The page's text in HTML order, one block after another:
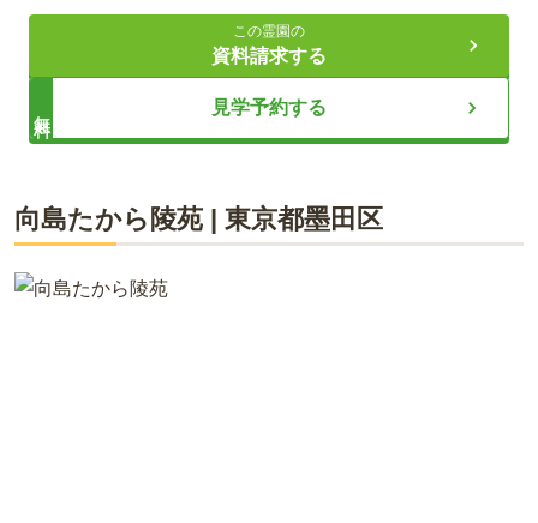
バリアフリー設計の屋内型納骨堂
ライフドット編集部
ション型」の屋内墓所なので、雨や雪などの天候を気にする必
要はありません。参拝ブース内にお花やお香が用意されている
ので、いつでも気軽に手ぶらで参拝ができます。お参りを行う
参拝口まですべてバリアフリー設計となっているため、車椅子
60代・男性
東武スカイツリー線浅草駅から徒歩約8分、都営浅草線本所吾
妻橋駅徒歩約5分程で着くので、一般の墓地に比べて利便性が
口コミをすべて見る（
この霊園の
資料請求する
見学予約する
向島たから陵苑 | 東京都墨田区